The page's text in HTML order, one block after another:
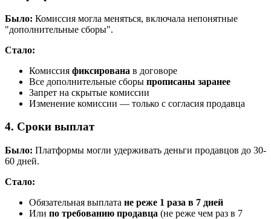
Было: Комиссия могла меняться, включала непонятные
"дополнительные сборы".
Стало:
Комиссия фиксирована в договоре
Все дополнительные сборы прописаны заранее
Запрет на скрытые комиссии
Изменение комиссии — только с согласия продавца
4. Сроки выплат
Было: Платформы могли удерживать деньги продавцов до 30-
60 дней.
Стало:
Обязательная выплата не реже 1 раза в 7 дней
Или по требованию продавца (не реже чем раз в 7